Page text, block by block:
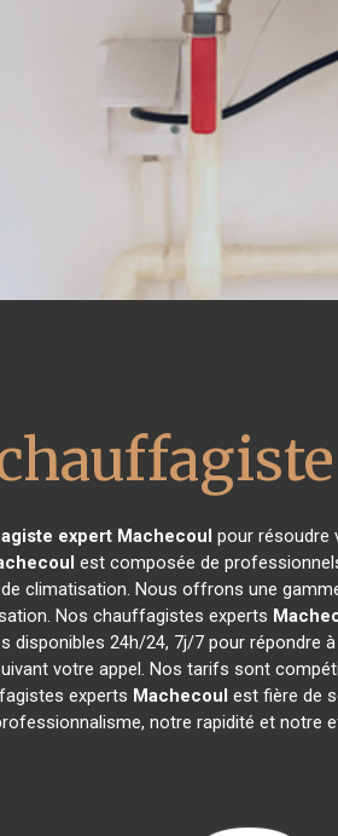
expert Machecoul pour résoudre
est composée de
climatisation. Nous offrons une
Nos chauffagistes experts
disponibles 24h/24, 7j/7 pour répondre
votre appel. Nos tarifs sont
experts Machecoul est fière de
notre rapidité et notre